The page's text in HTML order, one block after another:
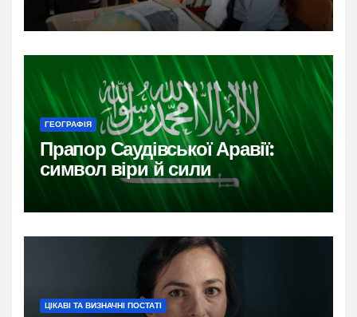
ГЕОГРАФІЯ
Прапор Саудівської Аравії:
символ віри й сили
ЦІКАВІ ТА ВИЗНАЧНІ ПОСТАТІ